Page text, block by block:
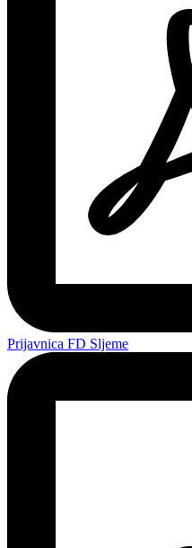
Prijavnica FD Sljeme